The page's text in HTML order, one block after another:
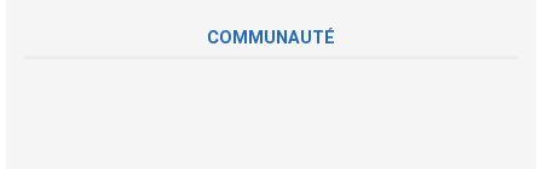
COMMUNAUTÉ